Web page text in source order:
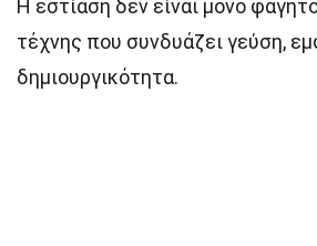
Η εστίαση δεν είναι μόνο
τέχνης που συνδυάζει γεύση,
δημιουργικότητα.